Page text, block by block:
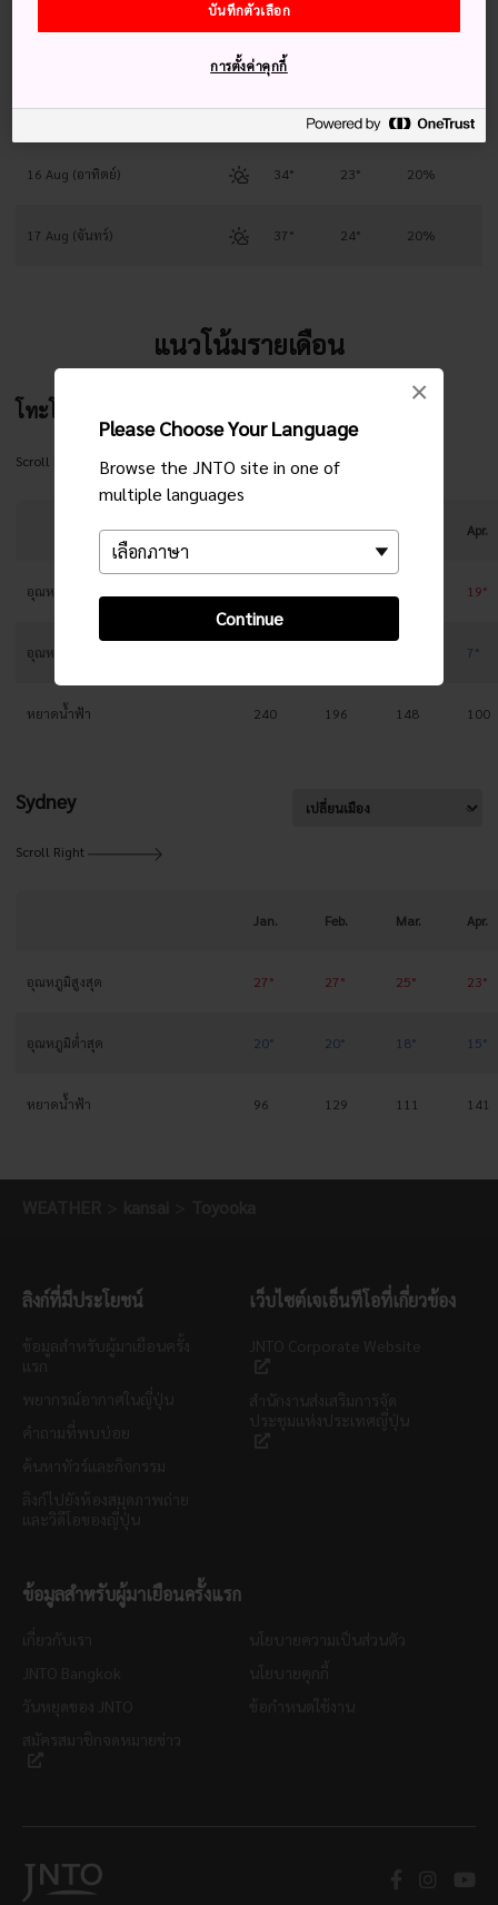
Please Choose Your Language
Browse the JNTO site in one of
multiple languages
Continue
×
36°
15 Aug (เสาร์) 35° 24° 20%
16 Aug (อาทิตย์) 34° 23° 20%
17 Aug (จันทร์) 37° 24° 20%
แนวโน้มรายเดือน
โทะโยะโอะกะ
Scroll Right
Jan. Feb. Mar. Apr.
อุณหภูมิสูงสุด 19°
อุณหภูมิต่ำสุด 7°
หยาดน้ำฟ้า 240 196 148 100
Sydney
Scroll Right
Jan. Feb. Mar. Apr.
อุณหภูมิสูงสุด 27° 27° 25° 23°
อุณหภูมิต่ำสุด 20° 20° 18° 15°
หยาดน้ำฟ้า 96 129 111 141
ลิงก์ที่มีประโยชน์ เว็บไซต์เจเอ็นทีโอที่เกี่ยวข้อง
ข้อมูลสำหรับผู้มาเยือนครั้งแรก
บันทึกตัวเลือก
การตั้งค่าคุกกี้